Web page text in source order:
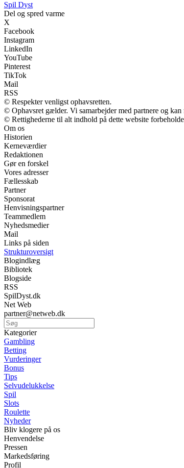
Spil Dyst
Del og spred varme
X
Facebook
Instagram
LinkedIn
YouTube
Pinterest
TikTok
Mail
RSS
© Respekter venligst ophavsretten.
© Ophavsret gælder. Vi samarbejder med partnere og
© Rettighederne til alt indhold på dette website
Om os
Historien
Kerneværdier
Redaktionen
Gør en forskel
Vores adresser
Fællesskab
Partner
Sponsorat
Henvisningspartner
Teammedlem
Nyhedsmedier
Mail
Links på siden
Strukturoversigt
Blogindlæg
Bibliotek
Blogside
RSS
SpilDyst.dk
Net Web
partner@netweb.dk
Kategorier
Gambling
Betting
Vurderinger
Bonus
Tips
Selvudelukkelse
Spil
Slots
Roulette
Nyheder
Bliv klogere på os
Henvendelse
Pressen
Markedsføring
Profil